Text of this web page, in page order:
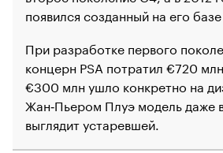
появился созданный на его базе
При разработке первого
концерн PSA потратил €720
€300 млн ушло конкретно на
Жан‑Пьером Плуэ модель даже
выглядит устаревшей.